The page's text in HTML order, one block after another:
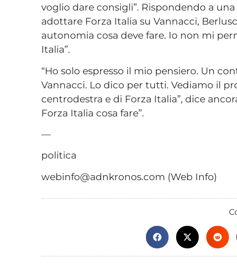
voglio dare consigli”. Rispondendo a
adottare Forza Italia su Vannacci,
autonomia cosa deve fare. Io non mi
Italia”.
“Ho solo espresso il mio pensiero. Un
Vannacci. Lo dico per tutti. Vediamo il
centrodestra e di Forza Italia”, dice
Forza Italia cosa fare”.
—
politica
webinfo@adnkronos.com (Web Info)